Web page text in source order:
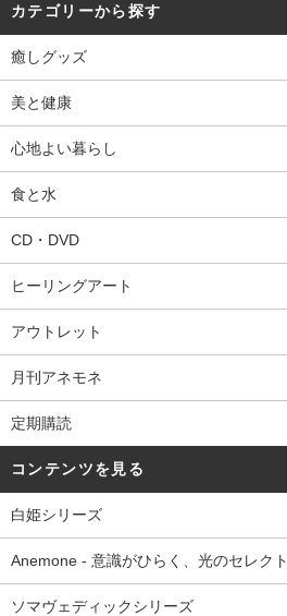
カテゴリーから探す
癒しグッズ
美と健康
心地よい暮らし
食と水
CD・DVD
ヒーリングアート
アウトレット
月刊アネモネ
定期購読
コンテンツを見る
白姫シリーズ
Anemone - 意識がひらく、光のセレクト
ソマヴェディックシリーズ